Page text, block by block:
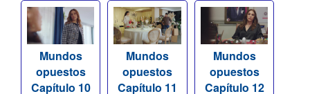
Mundos
opuestos
Capítulo 10
Mundos
opuestos
Capítulo 11
Mundos
opuestos
Capítulo 12